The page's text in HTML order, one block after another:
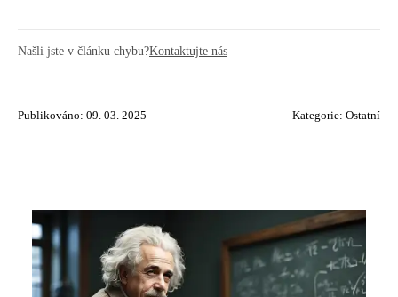
Našli jste v článku chybu?Kontaktujte nás
Publikováno: 09. 03. 2025 Kategorie: Ostatní